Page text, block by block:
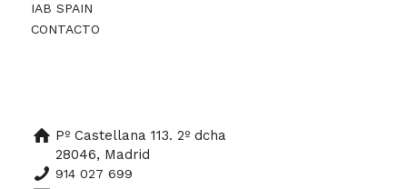
IAB SPAIN
CONTACTO
Pº Castellana 113. 2º dcha
28046, Madrid
914 027 699